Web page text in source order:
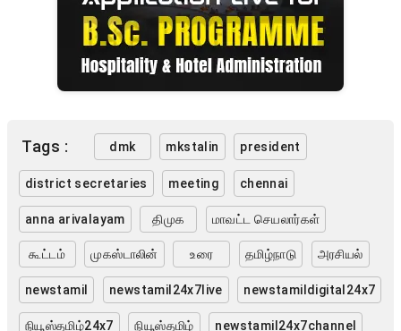
Tags : dmk mkstalin president
district secretaries meeting chennai
anna arivalayam திமுக மாவட்ட செயலார்கள்
கூட்டம் முகஸ்டாலின் உரை தமிழ்நாடு அரசியல்
newstamil newstamil24x7live newstamildigital24x7
நியூஸ்தமிழ்24x7 நியூஸ்தமிழ் newstamil24x7channel